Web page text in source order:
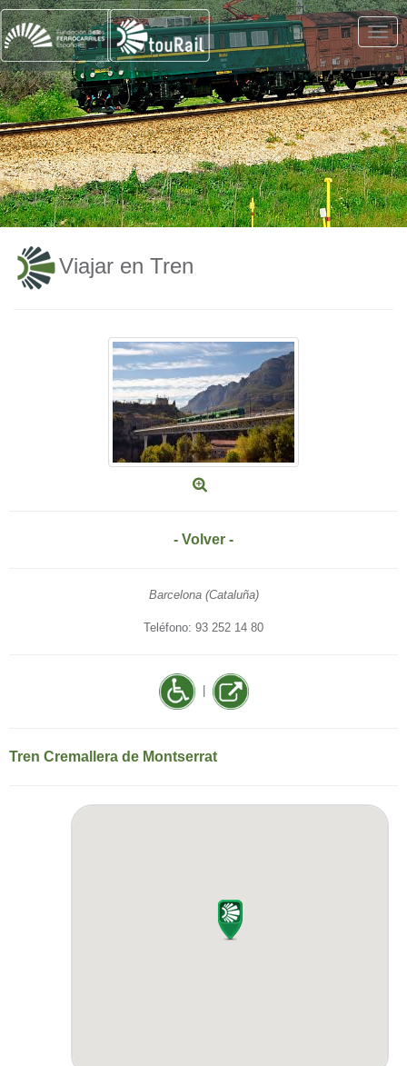
Viajar en Tren
- Volver -
Barcelona (Cataluña)
Teléfono: 93 252 14 80
|
Tren Cremallera de Montserrat